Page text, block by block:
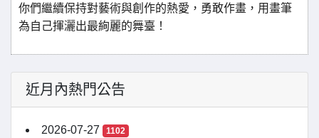
你們繼續保持對藝術與創作的熱愛，勇敢作畫，用畫筆
為自己揮灑出最絢麗的舞臺！
近月內熱門公告
2026-07-27 1102